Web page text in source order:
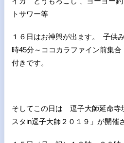
トサワー等
１６日はお神輿が出ます。 子供
時45分～ココカラファイン前集
付きです。
そしてこの日は 逗子大師延命寺
スタin逗子大師２０１９」が開催